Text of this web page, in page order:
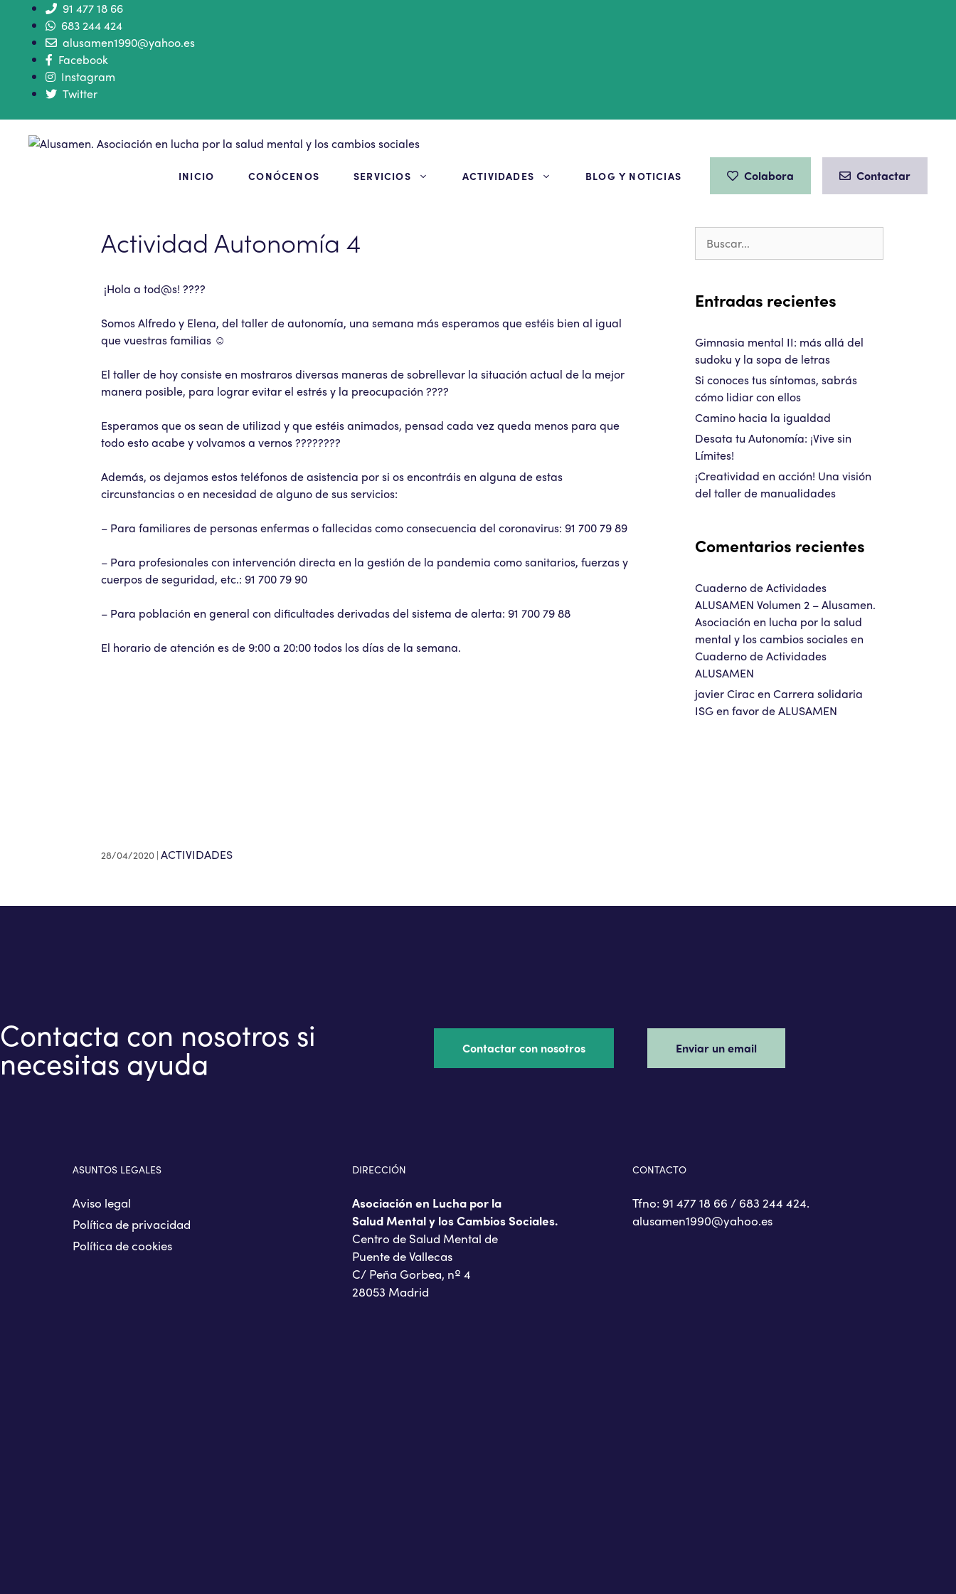
91 477 18 66
683 244 424
alusamen1990@yahoo.es
Facebook
Instagram
Twitter
INICIO CONÓCENOS SERVICIOS ACTIVIDADES BLOG Y NOTICIAS Colabora Contactar
Actividad Autonomía 4
¡Hola a tod@s! ????
Somos Alfredo y Elena, del taller de autonomía, una semana más esperamos que estéis bien al igual
que vuestras familias ☺️
El taller de hoy consiste en mostraros diversas maneras de sobrellevar la situación actual de la mejor
manera posible, para lograr evitar el estrés y la preocupación ????
Esperamos que os sean de utilizad y que estéis animados, pensad cada vez queda menos para que
todo esto acabe y volvamos a vernos ????????
Además, os dejamos estos teléfonos de asistencia por si os encontráis en alguna de estas
circunstancias o en necesidad de alguno de sus servicios:
– Para familiares de personas enfermas o fallecidas como consecuencia del coronavirus: 91 700 79 89
– Para profesionales con intervención directa en la gestión de la pandemia como sanitarios, fuerzas y
cuerpos de seguridad, etc.: 91 700 79 90
– Para población en general con dificultades derivadas del sistema de alerta: 91 700 79 88
El horario de atención es de 9:00 a 20:00 todos los días de la semana.
28/04/2020 ACTIVIDADES
Entradas recientes
Gimnasia mental II: más allá del
sudoku y la sopa de letras
Si conoces tus síntomas, sabrás
cómo lidiar con ellos
Camino hacia la igualdad
Desata tu Autonomía: ¡Vive sin
Límites!
¡Creatividad en acción! Una visión
del taller de manualidades
Comentarios recientes
Cuaderno de Actividades
ALUSAMEN Volumen 2 – Alusamen.
Asociación en lucha por la salud
mental y los cambios socialesen
Cuaderno de Actividades
ALUSAMEN
javier Ciracen Carrera solidaria
ISG en favor de ALUSAMEN
Contacta con nosotros si
necesitas ayuda Contactar con nosotros Enviar un email
ASUNTOS LEGALES
Aviso legal
Política de privacidad
Política de cookies
DIRECCIÓN
Asociación en Lucha por la
Salud Mental y los Cambios Sociales.
Centro de Salud Mental de
Puente de Vallecas
C/ Peña Gorbea, nº 4
28053 Madrid
CONTACTO
Tfno: 91 477 18 66 / 683 244 424.
alusamen1990@yahoo.es